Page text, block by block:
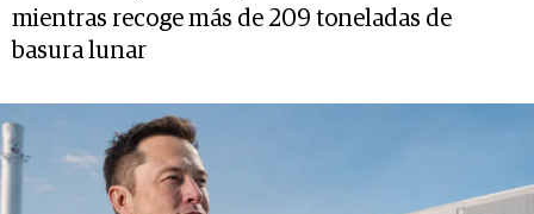
mientras recoge más de 209 toneladas de
basura lunar